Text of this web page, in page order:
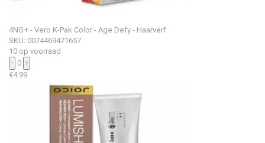
4NG+ - Vero K-Pak Color - Age Defy - Haarverf
SKU: 0074469471657
10 op voorraad
− 0 +
€4.99